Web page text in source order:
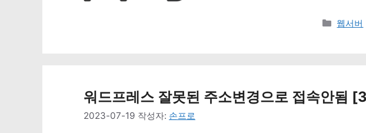
카
웹서버
워드프레스 잘못된 주소변경으로 접속안됨
2023-07-19 작성자: 손프로